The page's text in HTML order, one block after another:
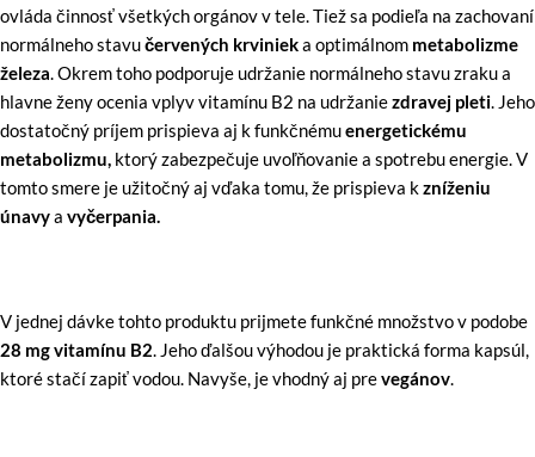
ovláda činnosť všetkých orgánov v tele. Tiež sa podieľa na zachovaní
normálneho stavučervených krvinieka optimálnom metabolizme
železa. Okrem toho podporuje udržanie normálneho stavu zraku a
hlavne ženy ocenia vplyv vitamínu B2 na udržaniezdravej pleti. Jeho
dostatočný príjem prispieva aj k funkčnémuenergetickému
metabolizmu, ktorýzabezpečuje uvoľňovanie a spotrebu energie. V
tomto smere je užitočný aj vďaka tomu, že prispieva kzníženiu
únavya vyčerpania.
V jednej dávke tohto produktu prijmete funkčné množstvo v podobe
28 mg vitamínu B2. Jeho ďalšou výhodou je praktická forma kapsúl,
ktoré stačí zapiť vodou. Navyše, je vhodný aj prevegánov.